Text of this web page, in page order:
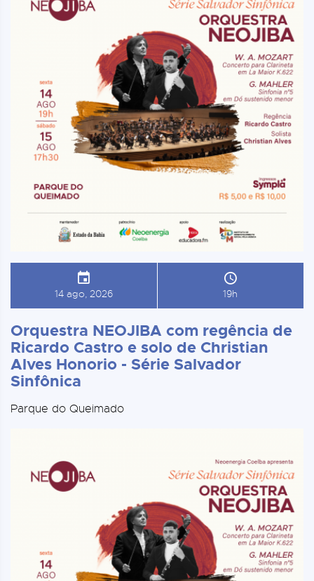
14 ago, 2026 19h
Orquestra NEOJIBA com regência de
Ricardo Castro e solo de Christian
Alves Honorio - Série Salvador
Sinfônica
Parque do Queimado